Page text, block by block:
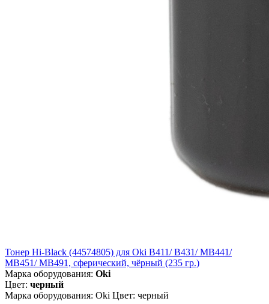
Тонер Hi-Black (44574805) для Oki B411/ B431/ MB441/
MB451/ MB491, сферический, чёрный (235 гр.)
Марка оборудования: Oki
Цвет: черный
Марка оборудования: Oki Цвет: черный